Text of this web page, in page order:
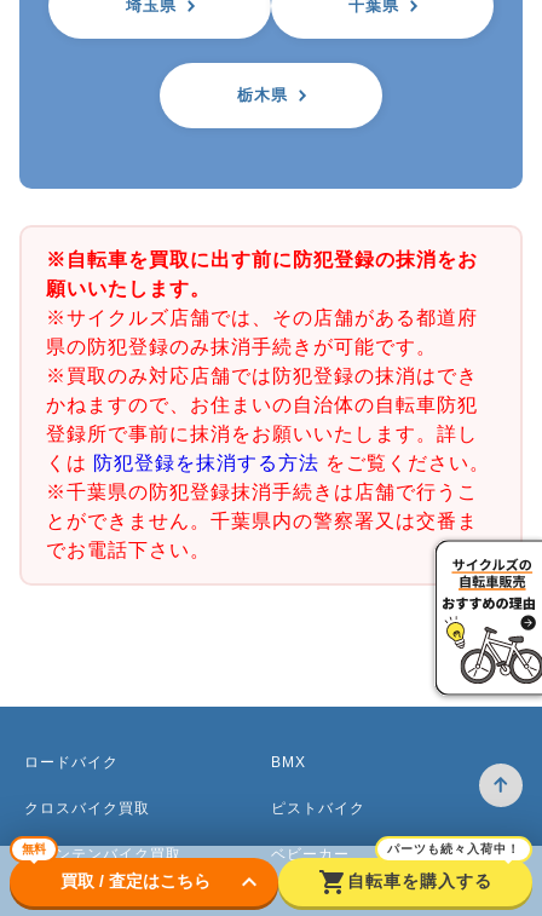
埼玉県 千葉県
栃木県
※自転車を買取に出す前に防犯登録の抹消をお
願いいたします。
※サイクルズ店舗では、その店舗がある都道府
県の防犯登録のみ抹消手続きが可能です。
※買取のみ対応店舗では防犯登録の抹消はでき
かねますので、お住まいの自治体の自転車防犯
登録所で事前に抹消をお願いいたします。詳し
くは 防犯登録を抹消する方法 をご覧ください。
※千葉県の防犯登録抹消手続きは店舗で行うこ
とができません。千葉県内の警察署又は交番ま
でお電話下さい。
無料
買取 / 査定はこちら keyboard_arrow_down shopping_cart
パーツも続々入荷中！
自転車を購入する
ロードバイク
クロスバイク買取
マウンテンバイク買取
BMX
ピストバイク
ベビーカー